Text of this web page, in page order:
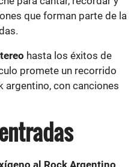
que forman parte de la
hasta los éxitos de
promete un recorrido
con canciones
al Rock Argentino